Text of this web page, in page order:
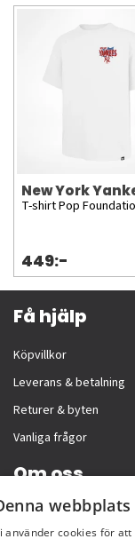
New York
T-shirt Pop
449:-
Få hjälp
Köpvillkor
Leverans & betalning
Returer & byten
Vanliga frågor
Om oss
Företagsinformation
använder cookies för